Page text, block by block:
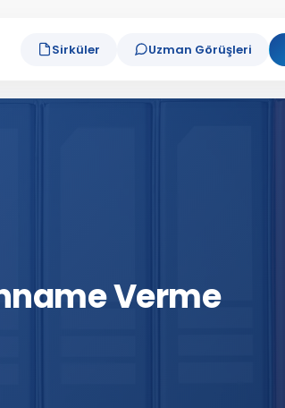
Sirküler Uzman Görüşleri
Verme